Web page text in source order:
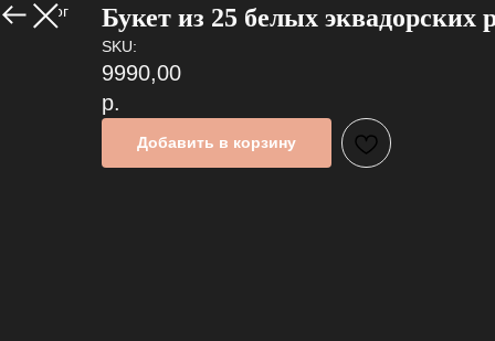
В каталог Букет из 25 белых эквадорских
SKU:
9990,00
р.
Добавить в корзину